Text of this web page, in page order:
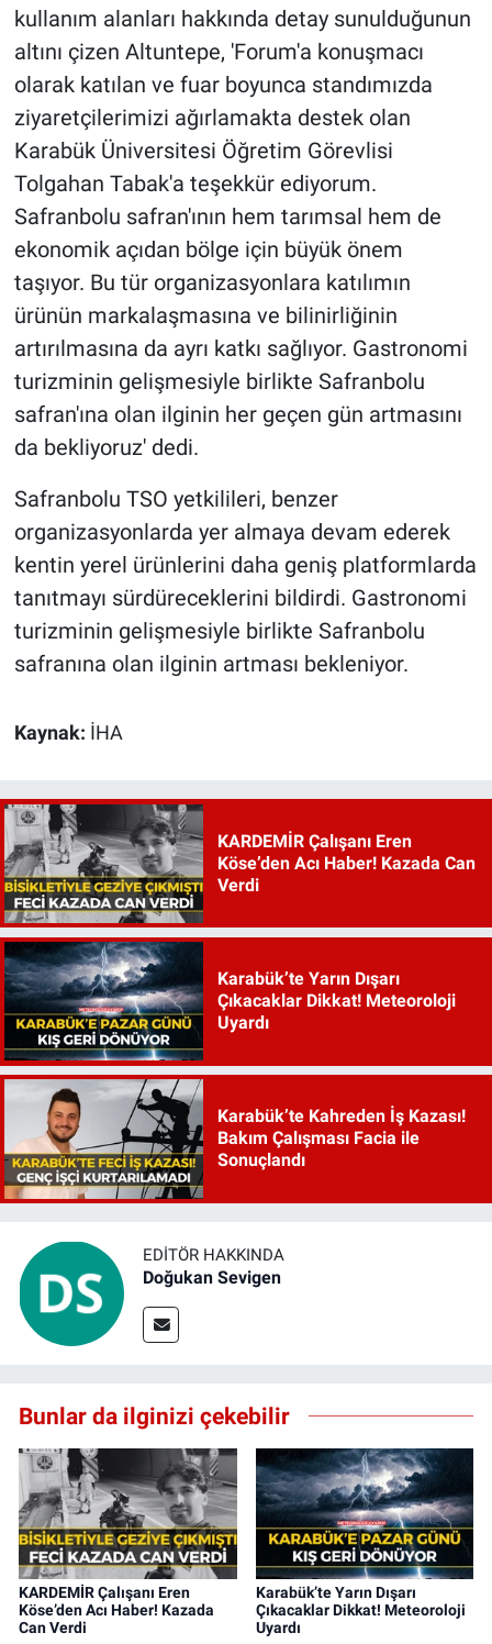
kullanım alanları hakkında detay sunulduğunun
altını çizen Altuntepe, 'Forum'a konuşmacı
olarak katılan ve fuar boyunca standımızda
ziyaretçilerimizi ağırlamakta destek olan
Karabük Üniversitesi Öğretim Görevlisi
Tolgahan Tabak'a teşekkür ediyorum.
Safranbolu safran'ının hem tarımsal hem de
ekonomik açıdan bölge için büyük önem
taşıyor. Bu tür organizasyonlara katılımın
ürünün markalaşmasına ve bilinirliğinin
artırılmasına da ayrı katkı sağlıyor. Gastronomi
turizminin gelişmesiyle birlikte Safranbolu
safran'ına olan ilginin her geçen gün artmasını
da bekliyoruz' dedi.
Safranbolu TSO yetkilileri, benzer
organizasyonlarda yer almaya devam ederek
kentin yerel ürünlerini daha geniş platformlarda
tanıtmayı sürdüreceklerini bildirdi. Gastronomi
turizminin gelişmesiyle birlikte Safranbolu
safranına olan ilginin artması bekleniyor.
Kaynak: İHA
KARDEMİR Çalışanı Eren
Köse’den Acı Haber! Kazada Can
Verdi
Karabük’te Yarın Dışarı
Çıkacaklar Dikkat! Meteoroloji
Uyardı
Karabük’te Kahreden İş Kazası!
Bakım Çalışması Facia ile
Sonuçlandı
EDITÖR HAKKINDA
Doğukan Sevigen
Bunlar da ilginizi çekebilir
KARDEMİR Çalışanı Eren
Köse’den Acı Haber! Kazada
Can Verdi
Karabük’te Yarın Dışarı
Çıkacaklar Dikkat! Meteoroloji
Uyardı